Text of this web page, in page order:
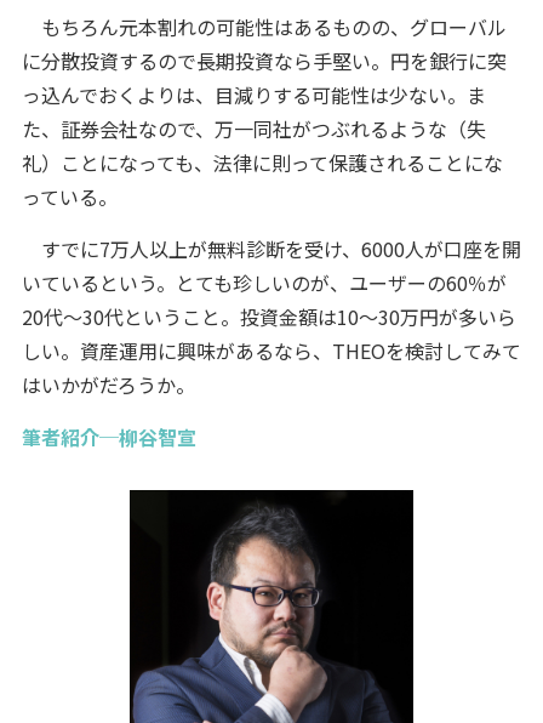
もちろん元本割れの可能性はあるものの、グローバル
に分散投資するので長期投資なら手堅い。円を銀行に突
っ込んでおくよりは、目減りする可能性は少ない。ま
た、証券会社なので、万一同社がつぶれるような（失
礼）ことになっても、法律に則って保護されることにな
っている。
すでに7万人以上が無料診断を受け、6000人が口座を開
いているという。とても珍しいのが、ユーザーの60％が
20代～30代ということ。投資金額は10～30万円が多いら
しい。資産運用に興味があるなら、THEOを検討してみて
はいかがだろうか。
筆者紹介─柳谷智宣